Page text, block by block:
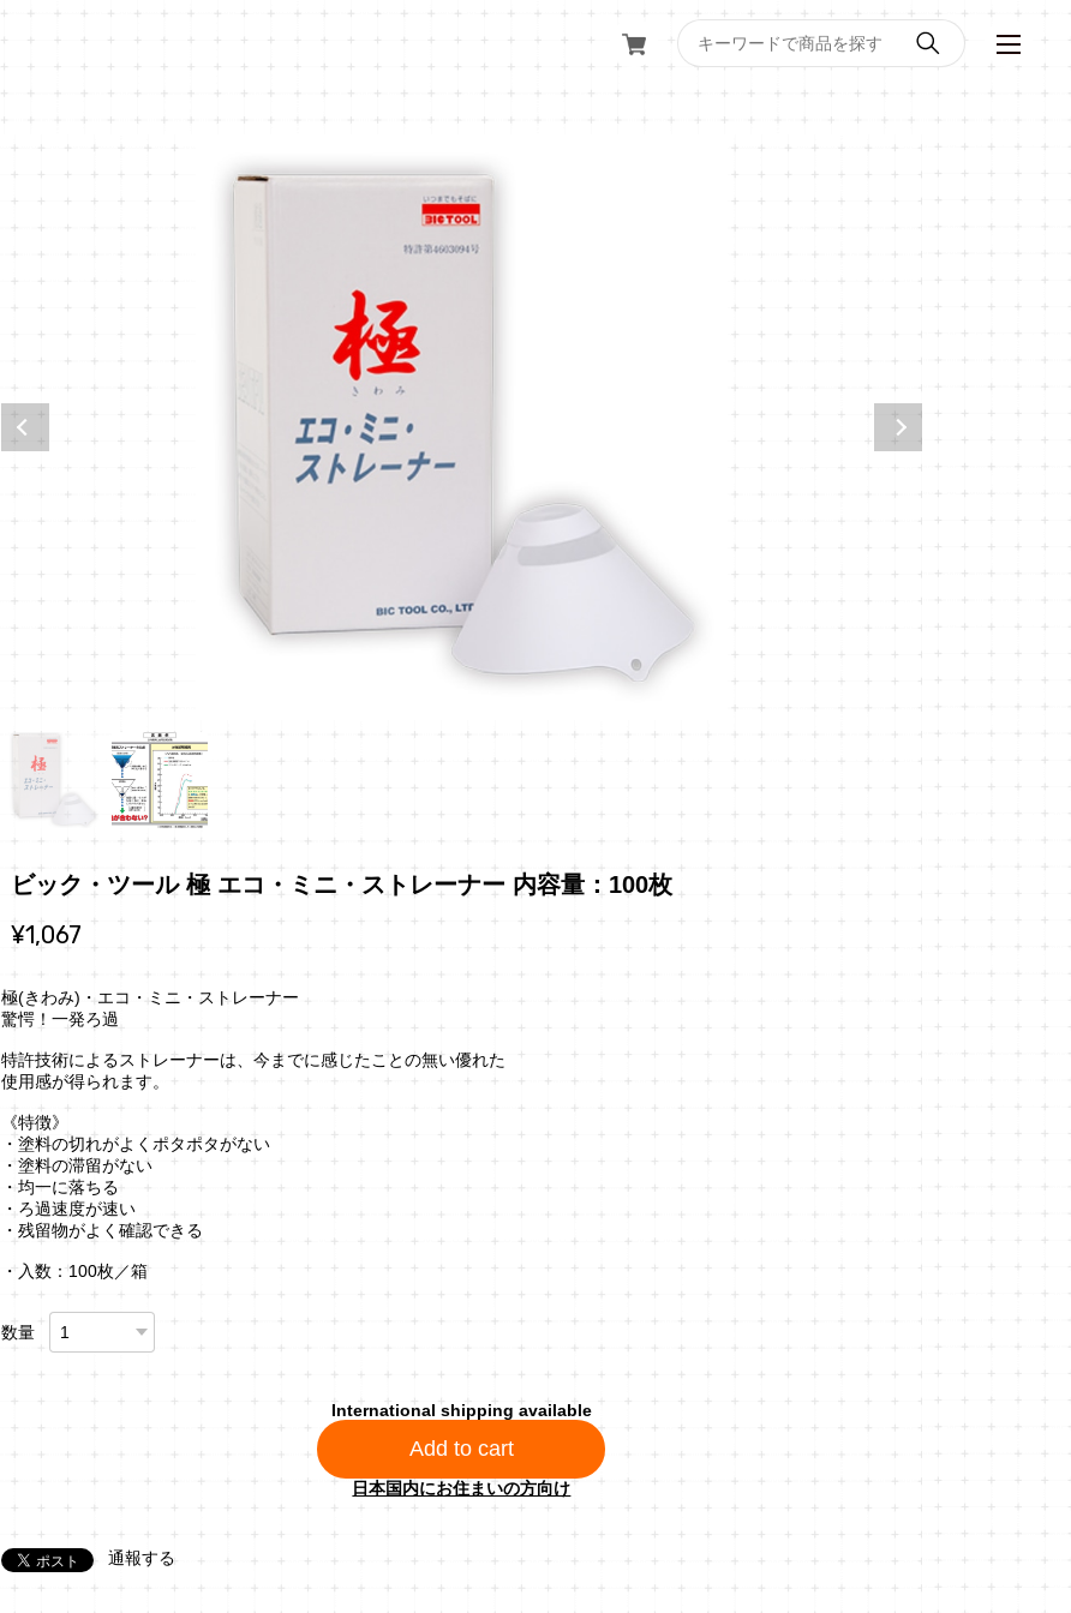
ビック・ツール 極 エコ・ミニ・ストレーナー 内容量：100枚
¥1,067
極(きわみ)・エコ・ミニ・ストレーナー
驚愕！一発ろ過
特許技術によるストレーナーは、今までに感じたことの無い優れた
使用感が得られます。
《特徴》
・塗料の切れがよくポタポタがない
・塗料の滞留がない
・均一に落ちる
・ろ過速度が速い
・残留物がよく確認できる
・入数：100枚／箱
数量
International shipping available
Add to cart
日本国内にお住まいの方向け
通報する